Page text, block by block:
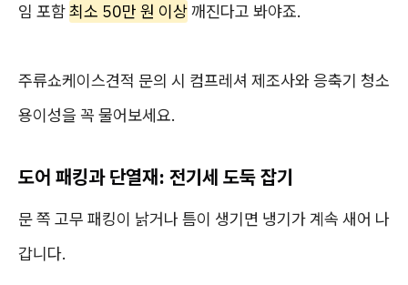
임 포함최소 50만 원 이상깨진다고 봐야죠.
주류쇼케이스견적 문의 시 컴프레셔 제조사와 응축기 청소
용이성을 꼭 물어보세요.
도어 패킹과 단열재: 전기세 도둑 잡기
문 쪽 고무 패킹이 낡거나 틈이 생기면 냉기가 계속 새어 나
갑니다.